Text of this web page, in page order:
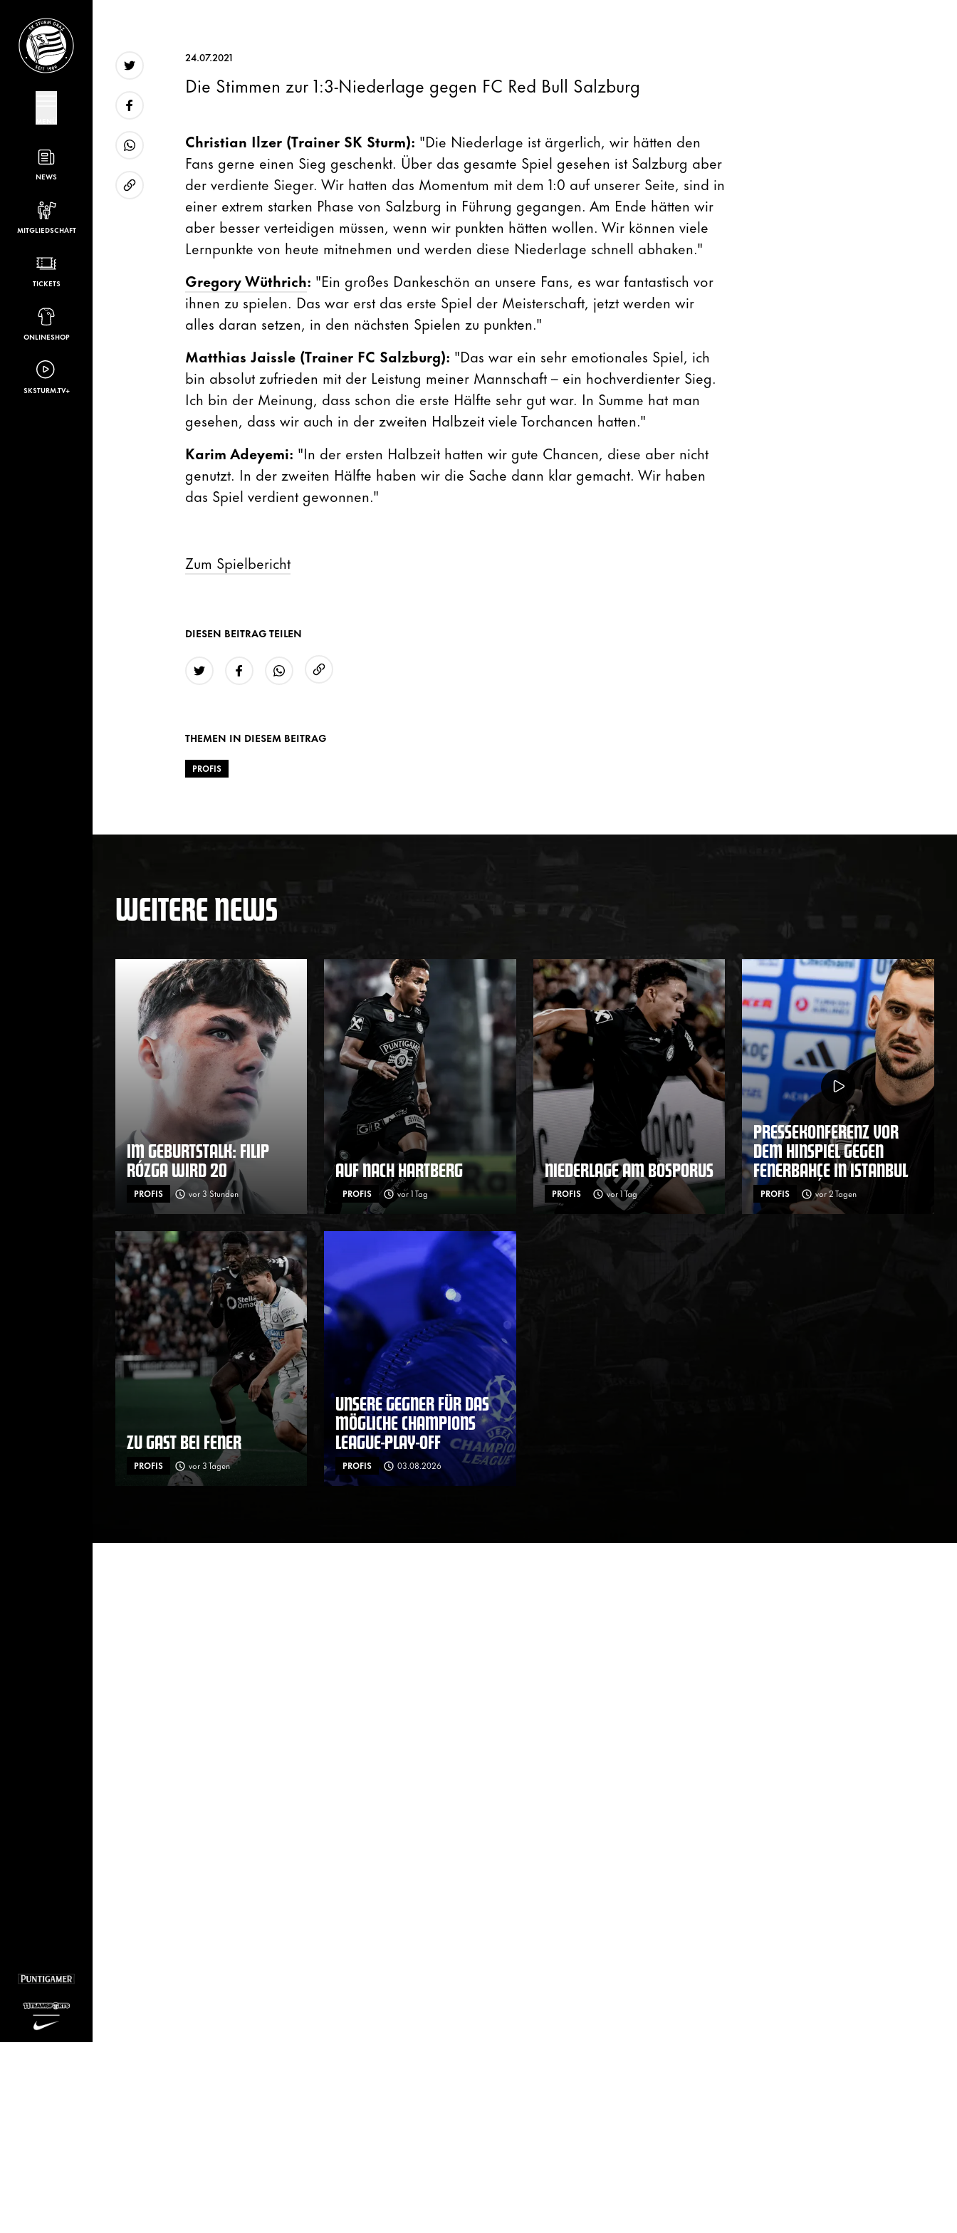
NEWS
MITGLIEDSCHAFT
TICKETS
ONLINESHOP
SKSTURM.TV+
URL kopieren
24.07.2021
Die Stimmen zur 1:3-Niederlage gegen FC Red Bull Salzburg
Christian Ilzer (Trainer SK Sturm): "Die Niederlage ist ärgerlich, wir hätten den
Fans gerne einen Sieg geschenkt. Über das gesamte Spiel gesehen ist Salzburg aber
der verdiente Sieger. Wir hatten das Momentum mit dem 1:0 auf unserer Seite, sind in
einer extrem starken Phase von Salzburg in Führung gegangen. Am Ende hätten wir
aber besser verteidigen müssen, wenn wir punkten hätten wollen. Wir können viele
Lernpunkte von heute mitnehmen und werden diese Niederlage schnell abhaken."
Gregory Wüthrich: "Ein großes Dankeschön an unsere Fans, es war fantastisch vor
ihnen zu spielen. Das war erst das erste Spiel der Meisterschaft, jetzt werden wir
alles daran setzen, in den nächsten Spielen zu punkten."
Matthias Jaissle (Trainer FC Salzburg): "Das war ein sehr emotionales Spiel, ich
bin absolut zufrieden mit der Leistung meiner Mannschaft – ein hochverdienter Sieg.
Ich bin der Meinung, dass schon die erste Hälfte sehr gut war. In Summe hat man
gesehen, dass wir auch in der zweiten Halbzeit viele Torchancen hatten."
Karim Adeyemi: "In der ersten Halbzeit hatten wir gute Chancen, diese aber nicht
genutzt. In der zweiten Hälfte haben wir die Sache dann klar gemacht. Wir haben
das Spiel verdient gewonnen."
Zum Spielbericht
DIESEN BEITRAG TEILEN
THEMEN IN DIESEM BEITRAG
PROFIS
WEITERE NEWS
IM GEBURTSTALK: FILIP
RÓZGA WIRD 20
PROFIS vor 3 Stunden
AUF NACH HARTBERG
PROFIS vor 1 Tag
NIEDERLAGE AM BOSPORUS
PROFIS vor 1 Tag
PRESSEKONFERENZ VOR
DEM HINSPIEL GEGEN
FENERBAHÇE IN ISTANBUL
PROFIS vor 2 Tagen
ZU GAST BEI FENER
PROFIS vor 3 Tagen
UNSERE GEGNER FÜR DAS
MÖGLICHE CHAMPIONS
LEAGUE-PLAY-OFF
PROFIS 03.08.2026